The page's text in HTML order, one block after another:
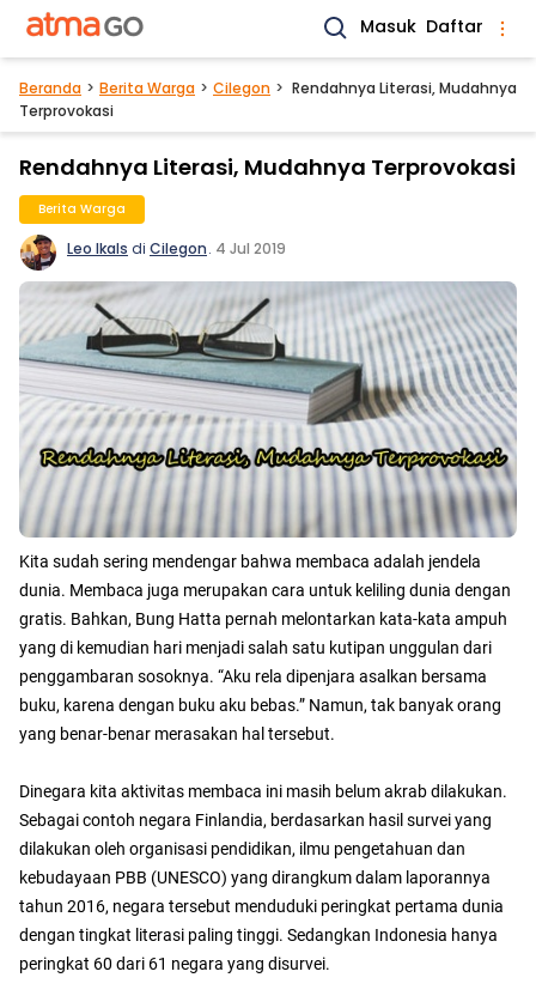
Masuk Daftar
Beranda Berita Warga Cilegon
Rendahnya Literasi, Mudahnya
Terprovokasi
Rendahnya Literasi, Mudahnya Terprovokasi
Berita Warga
Leo Ikals di Cilegon. 4 Jul 2019
Kita sudah sering mendengar bahwa membaca adalah jendela
dunia. Membaca juga merupakan cara untuk keliling dunia dengan
gratis. Bahkan, Bung Hatta pernah melontarkan kata-kata ampuh
yang di kemudian hari menjadi salah satu kutipan unggulan dari
penggambaran sosoknya. “Aku rela dipenjara asalkan bersama
buku, karena dengan buku aku bebas.” Namun, tak banyak orang
yang benar-benar merasakan hal tersebut.
Dinegara kita aktivitas membaca ini masih belum akrab dilakukan.
Sebagai contoh negara Finlandia, berdasarkan hasil survei yang
dilakukan oleh organisasi pendidikan, ilmu pengetahuan dan
kebudayaan PBB (UNESCO) yang dirangkum dalam laporannya
tahun 2016, negara tersebut menduduki peringkat pertama dunia
dengan tingkat literasi paling tinggi. Sedangkan Indonesia hanya
peringkat 60 dari 61 negara yang disurvei.